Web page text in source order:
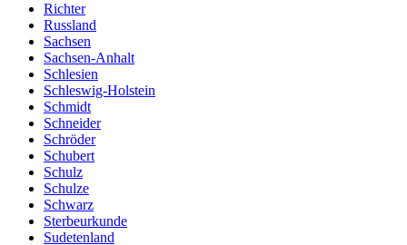
Richter
Russland
Sachsen
Sachsen-Anhalt
Schlesien
Schleswig-Holstein
Schmidt
Schneider
Schröder
Schubert
Schulz
Schulze
Schwarz
Sterbeurkunde
Sudetenland